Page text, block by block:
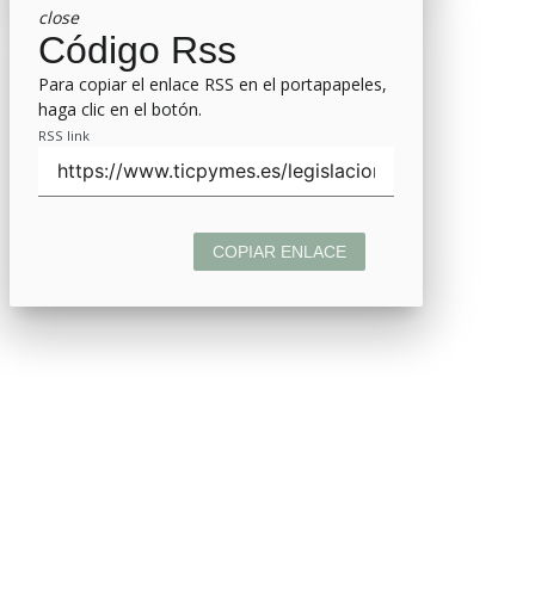
close
Código Rss
Para copiar el enlace RSS en el portapapeles,
haga clic en el botón.
RSS link
COPIAR ENLACE